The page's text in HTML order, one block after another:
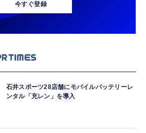
今すぐ登録
石井スポーツ28店舗にモバイルバッテリーレ
ンタル「充レン」を導入